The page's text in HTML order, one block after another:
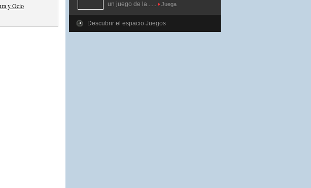
y Ocio
un juego de la......
Juega
Descubrir el espacio Juegos